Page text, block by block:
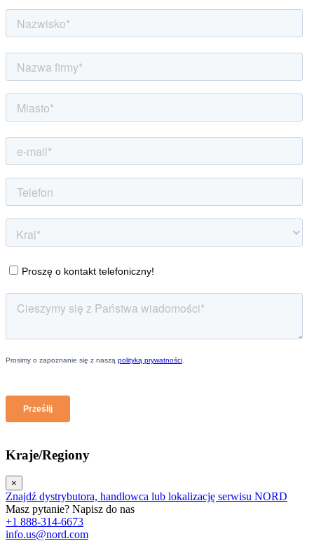
Kraje/Regiony
×
Znajdź dystrybutora, handlowca lub lokalizację serwisu NORD
Masz pytanie? Napisz do nas
+1 888-314-6673
info.us@nord.com